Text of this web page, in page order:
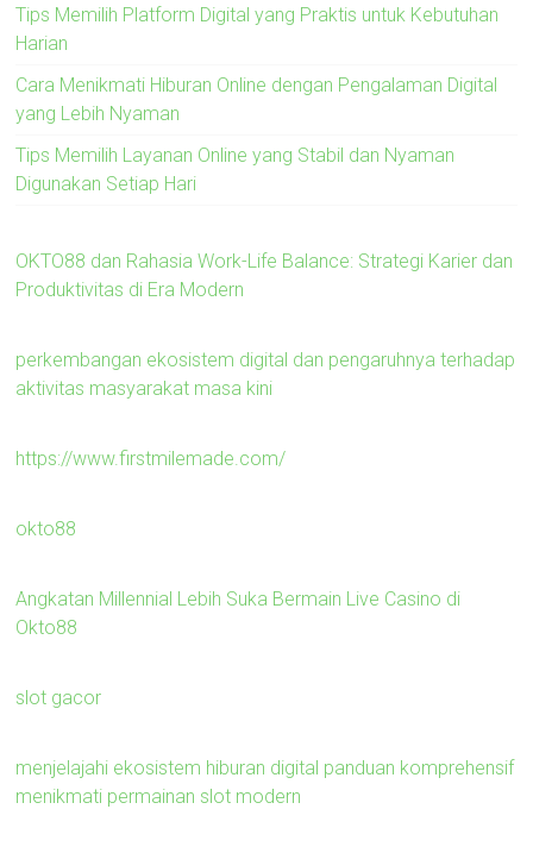
Tips Memilih Platform Digital yang Praktis untuk Kebutuhan
Harian
Cara Menikmati Hiburan Online dengan Pengalaman Digital
yang Lebih Nyaman
Tips Memilih Layanan Online yang Stabil dan Nyaman
Digunakan Setiap Hari
OKTO88 dan Rahasia Work-Life Balance: Strategi Karier dan
Produktivitas di Era Modern
perkembangan ekosistem digital dan pengaruhnya terhadap
aktivitas masyarakat masa kini
https://www.firstmilemade.com/
okto88
Angkatan Millennial Lebih Suka Bermain Live Casino di
Okto88
slot gacor
menjelajahi ekosistem hiburan digital panduan komprehensif
menikmati permainan slot modern